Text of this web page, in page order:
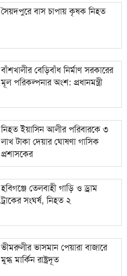
সৈয়দপুরে বাস চাপায় কৃষক নিহত
বাঁশখালীর বেড়িবাঁধ নির্মাণ সরকারের
মূল পরিকল্পনার অংশ: প্রধানমন্ত্রী
নিহত ইয়াসিন আলীর পরিবারকে ৩
লাখ টাকা দেয়ার ঘোষণা গাসিক
প্রশাসকের
হবিগঞ্জে তেলবাহী গাড়ি ও ড্রাম
ট্রাকের সংঘর্ষ, নিহত ২
ভীমরুলীর ভাসমান পেয়ারা বাজারে
মুগ্ধ মার্কিন রাষ্ট্রদূত